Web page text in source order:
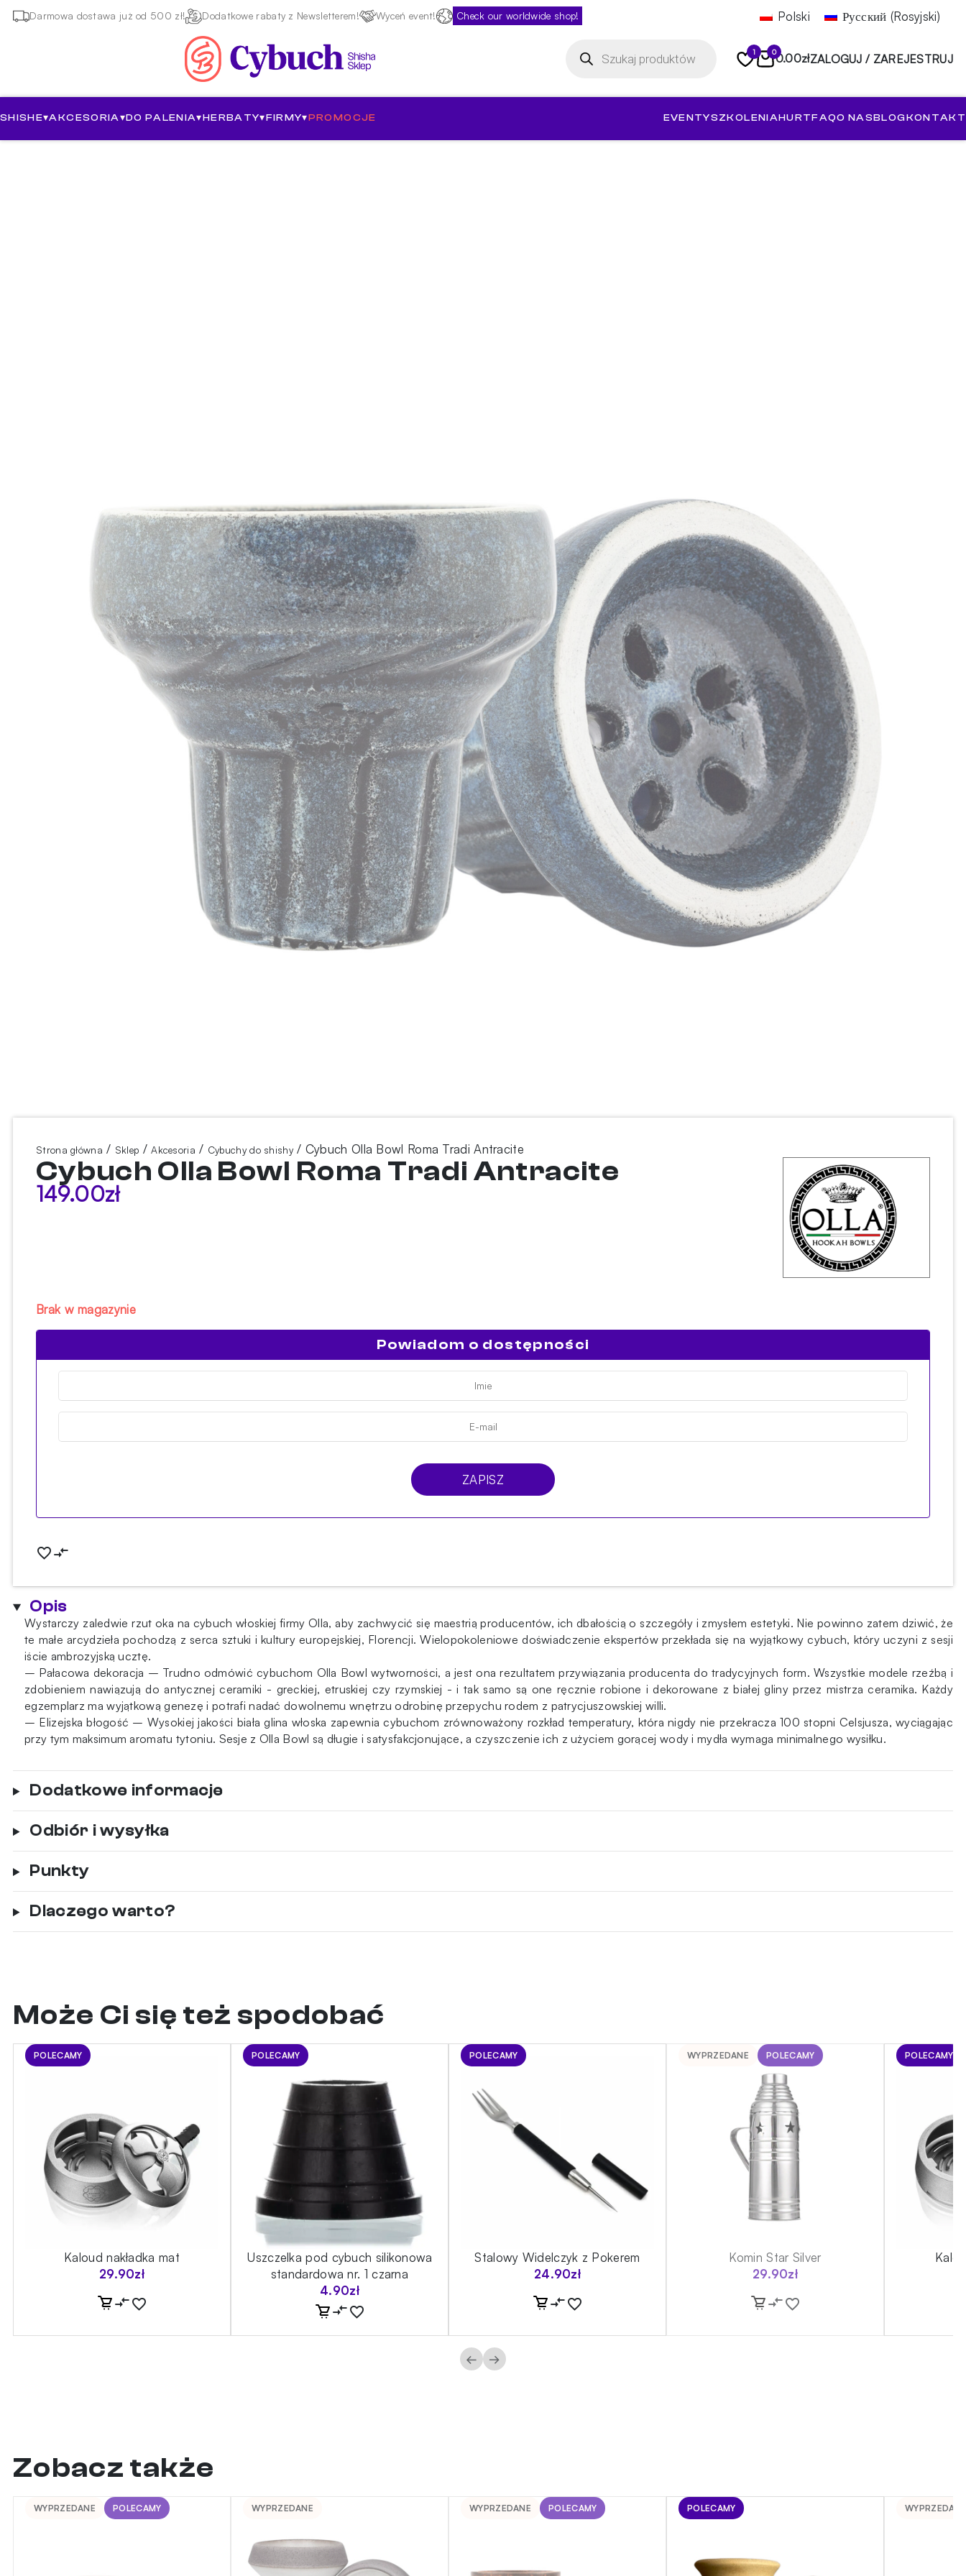
Darmowa dostawa już od 500 zł! Dodatkowe rabaty z Newsletterem! Wyceń event! Check our worldwide shop! Polski Русский (Rosyjski)
produktów 1 00.00złZALOGUJ / ZAREJESTRUJ
SHISHE▾AKCESORIA▾DO PALENIA▾HERBATY▾FIRMY▾PROMOCJE EVENTYSZKOLENIAHURTFAQO NASBLOGKONTAKT
Strona główna / Sklep /Akcesoria / Cybuchy do shishy/ Cybuch Olla Bowl Roma Tradi Antracite
Cybuch Olla Bowl Roma Tradi Antracite
149.00zł
Brak w magazynie
Powiadom o dostępności
ZAPISZ
Opis
Wystarczy zaledwie rzut oka na cybuch włoskiej firmy Olla, aby zachwycić się maestrią producentów, ich dbałością o szczegóły i zmysłem estetyki. Nie powinno zatem dziwić, że
te małe arcydzieła pochodzą z serca sztuki i kultury europejskiej, Florencji. Wielopokoleniowe doświadczenie ekspertów przekłada się na wyjątkowy cybuch, który uczyni z sesji
iście ambrozyjską ucztę.
– Pałacowa dekoracja – Trudno odmówić cybuchom Olla Bowl wytworności, a jest ona rezultatem przywiązania producenta do tradycyjnych form. Wszystkie modele rzeźbą i
zdobieniem nawiązują do antycznej ceramiki - greckiej, etruskiej czy rzymskiej - i tak samo są one ręcznie robione i dekorowane z białej gliny przez mistrza ceramika. Każdy
egzemplarz ma wyjątkową genezę i potrafi nadać dowolnemu wnętrzu odrobinę przepychu rodem z patrycjuszowskiej willi.
– Elizejska błogość – Wysokiej jakości biała glina włoska zapewnia cybuchom zrównoważony rozkład temperatury, która nigdy nie przekracza 100 stopni Celsjusza, wyciągając
przy tym maksimum aromatu tytoniu. Sesje z Olla Bowl są długie i satysfakcjonujące, a czyszczenie ich z użyciem gorącej wody i mydła wymaga minimalnego wysiłku.
Dodatkowe informacje
Odbiór i wysyłka
Punkty
Dlaczego warto?
Może Ci się też spodobać
POLECAMY
Kaloud nakładka mat
29.90zł
POLECAMY
Uszczelka pod cybuch silikonowa
standardowa nr. 1 czarna
4.90zł
POLECAMY
Stalowy Widelczyk z Pokerem
24.90zł
WYPRZEDANE POLECAMY
Komin Star Silver
29.90zł
POLECAMY
← →
Zobacz także
WYPRZEDANE POLECAMY WYPRZEDANE WYPRZEDANE POLECAMY POLECAMY WYPRZEDANE